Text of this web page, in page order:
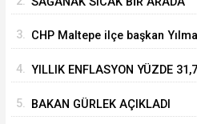
3. CHP Maltepe ilçe başkan
4. YILLIK ENFLASYON YÜZDE
5. BAKAN GÜRLEK AÇIKLADI